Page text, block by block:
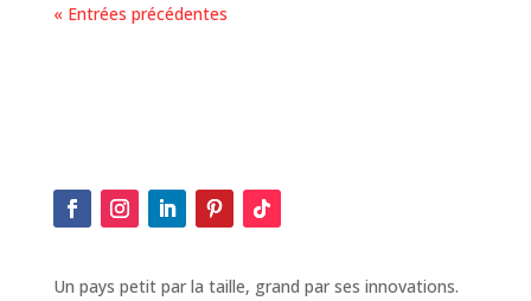
« Entrées précédentes
Un pays petit par la taille, grand par ses innovations.